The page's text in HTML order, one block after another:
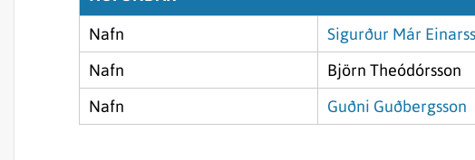
Nafn
Sigurður Már
Nafn
Björn Theódórsson
Nafn
Guðni Guðbergsson